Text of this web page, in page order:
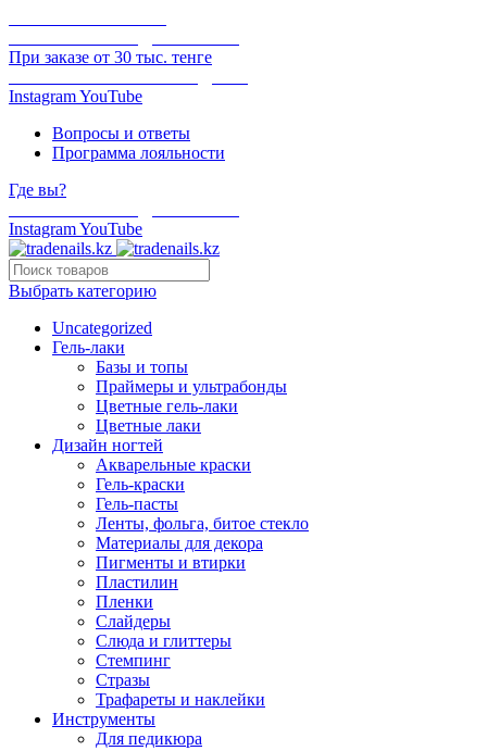
При заказе от 30 тыс. тенге
InstagramYouTube
Вопросы и ответы
Программа лояльности
Где вы?
InstagramYouTube
Выбрать категорию
Uncategorized
Гель-лаки
Базы и топы
Праймеры и ультрабонды
Цветные гель-лаки
Цветные лаки
Дизайн ногтей
Акварельные краски
Гель-краски
Гель-пасты
Ленты, фольга, битое стекло
Материалы для декора
Пигменты и втирки
Пластилин
Пленки
Слайдеры
Слюда и глиттеры
Стемпинг
Стразы
Трафареты и наклейки
Инструменты
Для педикюра